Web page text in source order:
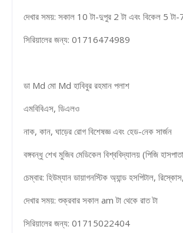
দেখার সময়: সকাল 10 টা-দুপুর 2 টা এবং বিকেল 5 টা-
সিরিয়ালের জন্য: 01716474989
ডা Md মো Md হাবিবুর রহমান পলাশ
এমবিবিএস, ডিএলও
নাক, ​​কান, ঘাড়ের রোগ বিশেষজ্ঞ এবং হেড-নেক সার্জন
বঙ্গবন্ধু শেখ মুজিব মেডিকেল বিশ্ববিদ্যালয় (পিজি
চেম্বার: হিউম্যান ডায়াগনস্টিক অ্যান্ড হসপিটাল,
দেখার সময়: শুক্রবার সকাল am টা থেকে রাত টা
সিরিয়ালের জন্য: 01715022404